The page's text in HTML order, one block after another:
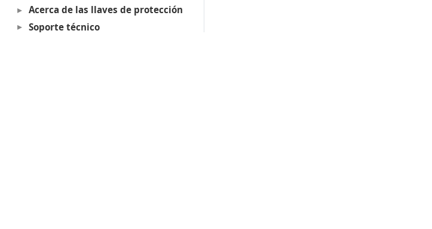
Acerca de las llaves de protección
Soporte técnico